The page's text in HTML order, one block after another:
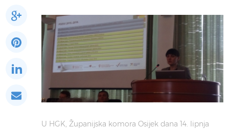
U HGK, Županijska komora Osijek dana 14. lipnja